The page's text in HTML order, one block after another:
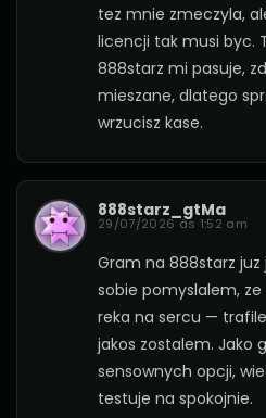
tez mnie zmeczyla,
licencji tak musi byc.
888starz mi pasuje,
mieszane, dlatego
wrzucisz kase.
888starz_gtMa
29/07/2026 às 1:52 am
Gram na 888starz
sobie pomyslalem,
reka na sercu —
jakos zostalem. Jako
sensownych opcji,
testuje na spokojnie.